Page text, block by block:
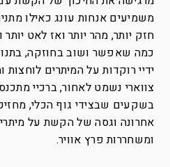
משמיעים אנחות עונג כאילו
חזק יותר, מהר יותר ואז לאט
כמה שאפשר ושוב בחוזקה,
ידיי רוקדות על המיתרים לוחצות
צווארי נשמט לאחור, ברכיי
בשקעים שבצידי גוף הכלי,
אחרונה וגסה של הקשת על
ומשחררות פרץ אוויר.